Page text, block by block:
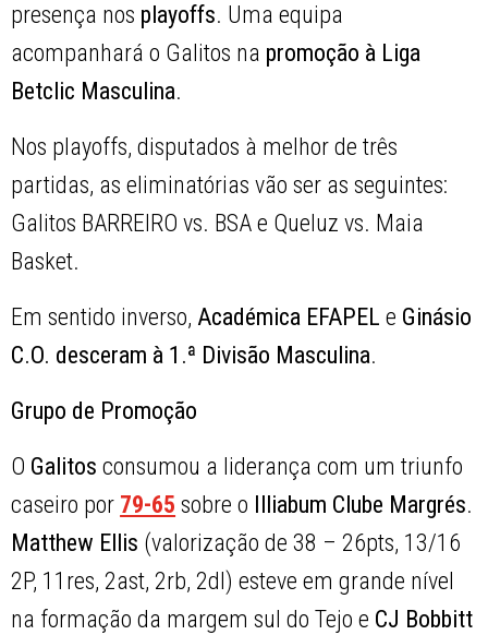
presença nos playoffs. Uma equipa
acompanhará o Galitos na promoção à Liga
Betclic Masculina.
Nos playoffs, disputados à melhor de três
partidas, as eliminatórias vão ser as seguintes:
Galitos BARREIRO vs. BSA e Queluz vs. Maia
Basket.
Em sentido inverso, Académica EFAPEL e Ginásio
C.O. desceram à 1.ª Divisão Masculina.
Grupo de Promoção
O Galitos consumou a liderança com um triunfo
caseiro por 79-65 sobre o Illiabum Clube Margrés.
Matthew Ellis (valorização de 38 – 26pts, 13/16
2P, 11res, 2ast, 2rb, 2dl) esteve em grande nível
na formação da margem sul do Tejo e CJ Bobbitt